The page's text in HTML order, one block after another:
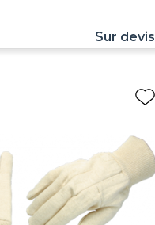
Sur devis